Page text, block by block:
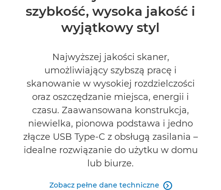
Dane techniczne
ZNAJDŹ SPRZEDAWCĘ
No Sellers Found
szybkość, wysoka jakość i
wyjątkowy styl
Najwyższej jakości skaner,
umożliwiający szybszą pracę i
skanowanie w wysokiej rozdzielczości
oraz oszczędzanie miejsca, energii i
czasu. Zaawansowana konstrukcja,
niewielka, pionowa podstawa i jedno
złącze USB Type-C z obsługą zasilania –
idealne rozwiązanie do użytku w domu
lub biurze.
Zobacz pełne dane techniczne 